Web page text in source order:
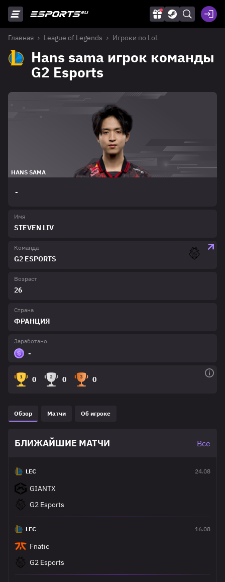
Главная League of Legends Игроки по LoL
Hans sama игрок команды
G2 Esports
HANS SAMA
-
Имя
STEVEN LIV
Команда
G2 ESPORTS
Возраст
26
Страна
ФРАНЦИЯ
Заработано
-
0 0 0
Обзор Матчи Об игроке
БЛИЖАЙШИЕ МАТЧИ Все
LEC 24.08
GIANTX
G2 Esports
LEC 16.08
Fnatic
G2 Esports